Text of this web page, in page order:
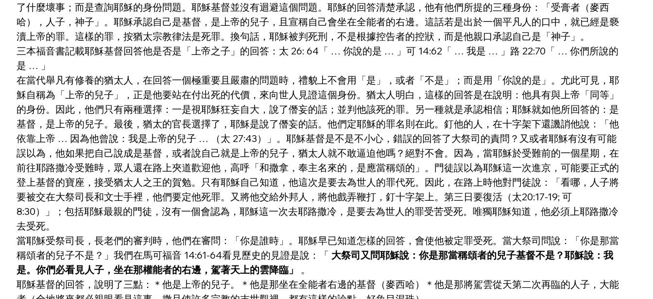
了什麼壞事；而是查詢耶穌的身份問題。耶穌基督並沒有迴避這個問題。耶穌的回答清楚承認，他有他們所提的三種身份：「受膏者（麥西
哈），人子，神子」。耶穌承認自己是基督，是上帝的兒子，且宣稱自己會坐在全能者的右邊。這話若是出於一個平凡人的口中，就已經是褻
瀆上帝的罪。這樣的罪，按猶太宗教律法是死罪。換句話，耶穌被判死刑，不是根據控告者的控狀，而是他親口承認自己是「神子」。
三本福音書記載耶穌基督回答他是否是「上帝之子」的回答：太 26: 64「 … 你說的是 … 」可 14:62「 … 我是 … 」路 22:70「 … 你們所說的
是 … 」
在當代舉凡有修養的猶太人，在回答一個極重要且嚴肅的問題時，禮貌上不會用「是」，或者「不是」；而是用「你說的是」。尤此可見，耶
穌自稱為「上帝的兒子」，正是他要站在付出死的代價，來向世人見證這個身份。猶太人明白，這樣的回答是在說明：他具有與上帝「同等」
的身份。因此，他們只有兩種選擇：一是視耶穌狂妄自大，說了僭妄的話；並判他該死的罪。另一種就是承認相信；耶穌就如他所回答的：是
基督，是上帝的兒子。最後，猶太的官長選擇了，耶穌是說了僭妄的話。他們定耶穌的罪名則在此。釘他的人，在十字架下還譏誚他說：「他
依靠上帝 … 因為他曾說：我是上帝的兒子 … （太 27:43）」。耶穌基督是不是不小心，錯誤的回答了大祭司的責問？又或者耶穌有沒有可能
誤以為，他如果把自己說成是基督，或者說自己就是上帝的兒子，猶太人就不敢逼迫他嗎？絕對不會。因為，當耶穌於受難前的一個星期，在
前往耶路撒冷受難時，眾人還在路上夾道歡迎他，高呼「和撒拿，奉主名來的，是應當稱頌的」。門徒誤以為耶穌這一次進京，可能要正式的
登上基督的寶座，接受猶太人之王的賀勉。只有耶穌自己知道，他這次是要去為世人的罪代死。因此，在路上時他對門徒說：「看哪，人子將
要被交在大祭司長和文士手裡，他們要定他死罪。又將他交給外邦人，將他戲弄鞭打，釘十字架上。第三日要復活（太20:17-19; 可
8:30）」；包括耶穌最親的門徒，沒有一個會認為，耶穌這一次去耶路撒冷，是要去為世人的罪受苦受死。唯獨耶穌知道，他必須上耶路撒冷
去受死。
當耶穌受祭司長，長老們的審判時，他們在審問：「你是誰時」。耶穌早已知道怎樣的回答，會使他被定罪受死。當大祭司問說：「你是那當
稱頌者的兒子不是？」我們在馬可福音 14:61-64看見歷史的見證是說：「 大祭司又問耶穌說：你是那當稱頌者的兒子基督不是？耶穌說：我
是。你們必看見人子，坐在那權能者的右邊，駕著天上的雲降臨」 。
耶穌基督的回答，說明了三點：＊他是上帝的兒子。＊他是那坐在全能者右邊的基督（麥西哈）＊他是那將駕雲從天第二次再臨的人子，大能